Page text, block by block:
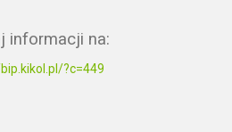
informacji na:
?c=449